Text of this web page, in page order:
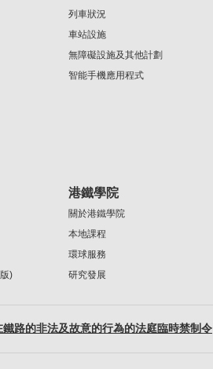
列車狀況
車站設施
無障礙設施及其他計劃
智能手機應用程式
)
港鐵學院
關於港鐵學院
本地課程
環球服務
研究發展
路的非法及故意的行為的法庭臨時禁制令